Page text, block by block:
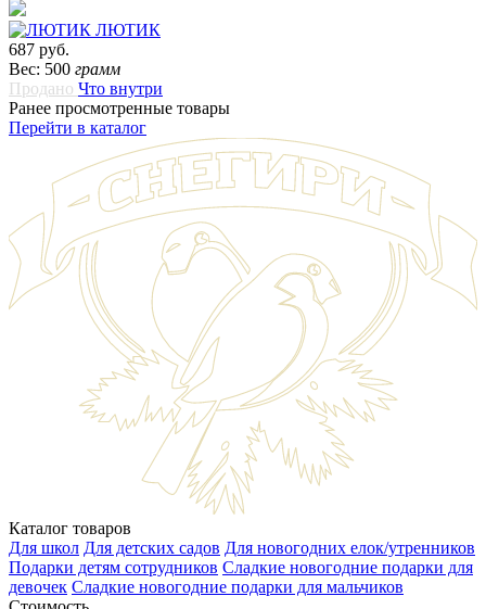
ЛЮТИК
687 руб.
Вес: 500 грамм
Продано Что внутри
Ранее просмотренные товары
Перейти в каталог
Каталог товаров
Для школ Для детских садов Для новогодних елок/утренников
Подарки детям сотрудников Сладкие новогодние подарки для
девочек Сладкие новогодние подарки для мальчиков